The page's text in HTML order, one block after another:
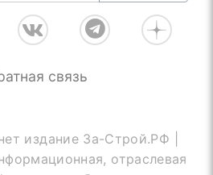
связь
издание За-Строй.РФ |
отраслевая